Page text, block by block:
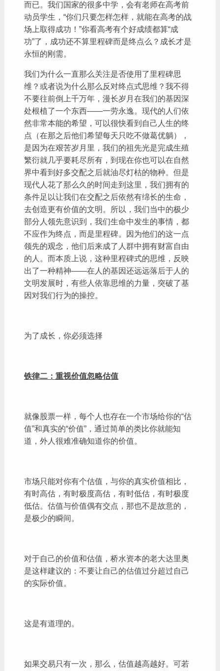
而已。我们国家的很多中学，会有老师在高考前
动员学生，“你们只要怎样怎样，就能在高考的战
场上取得成功！”你看高考有个好成绩都算“成
功”了，成功还不算里程碑而是终点么？成长才是
永恒的刚需。
我们为什么一直那么关注是否使用了里程碑思
维？或者说为什么那么反对终点式思维？我不得
不要往前倒上千万年，漫长岁月在我们的基因深
处根植了一个东西——一劳永逸。现代的人们依
然非常本能的希望，可以很快看到自己人生的终
点（在那之后他们希望每天只吃不做葛优躺），
是因为在艰苦岁月里，我们的祖先光是完成生殖
繁衍就几乎要耗尽所有，到现在你也可以在自然
界中看到好多交配之后就油尽灯枯的物种。但是
现代人花了那么久的时间走到这里，我们拥有的
条件足以让我们在交配之后依然有绵长的生命，
去创造更有价值的文明。所以，我们当中的极少
部分人领先意识到，我们生命中发生的事情，都
不应作为终点，而是里程碑。因为他们的这一点
领先的观念，他们后来成了人群中拥有财富自由
的人。而本质上说，这种里程碑式的思维，反映
出了一种精神——在人的基因还远远落后于人的
文明发展时，有些人依靠思维的力量，突破了基
因对我们行为的操控。
为了成长，你必须选择
铁律二：重视价值忽略估值
就像股票一样，每个人也存在一个市场给你的“估
值”和真实的“价值”，通过简单的类比你就能知
道，外人很难准确知道你的价值。
市场只能对你有个估值，与你的真实价值相比，
有时高估，有时极度高估，有时低估，有时极度
低估。估值与价值偶有交点，那也不是故意的，
是极少的瞬间。
对于自己的价值和估值，桥水资本的老大达里奥
是这样建议的：不要让自己的估值过分超过自己
的实际价值。
这是有道理的。
如果交易只有一次，那么，估值越高越好。可若